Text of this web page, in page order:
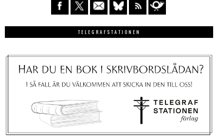
TELEGRAFSTATIONEN